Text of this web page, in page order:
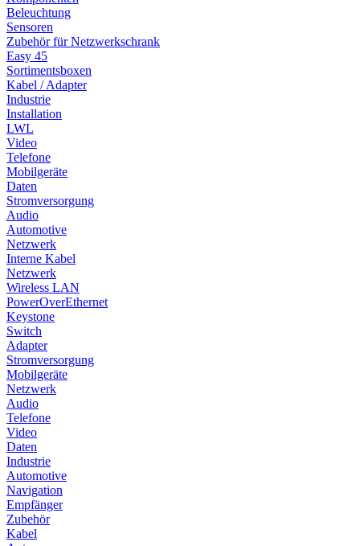
Beleuchtung
Sensoren
Zubehör für Netzwerkschrank
Easy 45
Sortimentsboxen
Kabel / Adapter
Industrie
Installation
LWL
Video
Telefone
Mobilgeräte
Daten
Stromversorgung
Audio
Automotive
Netzwerk
Interne Kabel
Netzwerk
Wireless LAN
PowerOverEthernet
Keystone
Switch
Adapter
Stromversorgung
Mobilgeräte
Netzwerk
Audio
Telefone
Video
Daten
Industrie
Automotive
Navigation
Empfänger
Zubehör
Kabel